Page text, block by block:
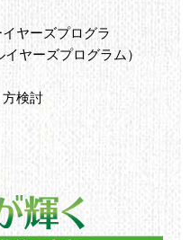
ヤーズプログラ
ヤーズプログラム）
検討